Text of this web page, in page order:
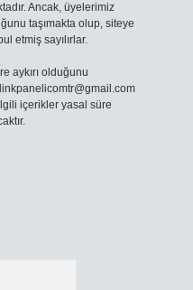
Ancak, üyelerimiz
taşımakta olup, siteye
etmiş sayılırlar.
aykırı olduğunu
içerikler yasal süre